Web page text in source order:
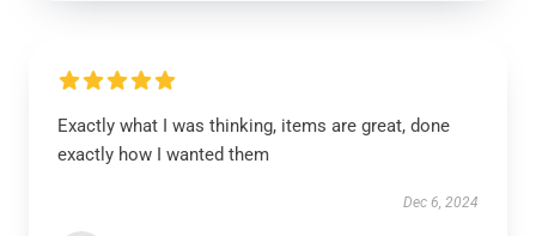
Exactly what I was thinking, items are great, done
exactly how I wanted them
Dec 6, 2024